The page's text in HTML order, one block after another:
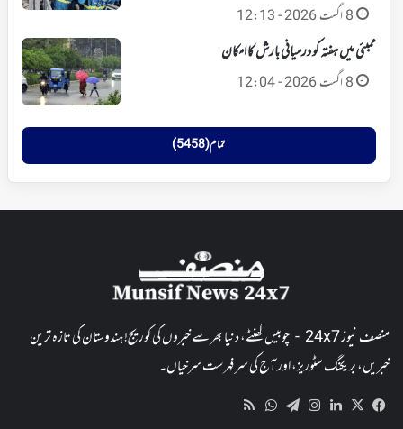
8 اگست 2026 - 12:13
ممبئی میں ہفتہ کو درمیانی بارش کا امکان
8 اگست 2026 - 12:04
تمام (5458)
منصف نیوز 24x7 - چوبیس گھنٹے، دنیا بھر سے خبروں کی کوریج! ہندوستان کی تازہ ترین
خبریں، بریکنگ سٹوریز، اور آج کی سرفہرست سرخیاں۔
Facebook
X
LinkedIn
Instagram
Telegram
WhatsApp